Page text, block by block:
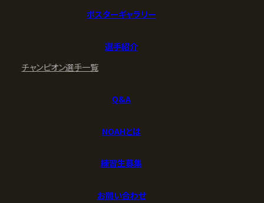
ポスターギャラリー
選手紹介
チャンピオン選手一覧
Q&A
NOAHとは
練習生募集
お問い合わせ